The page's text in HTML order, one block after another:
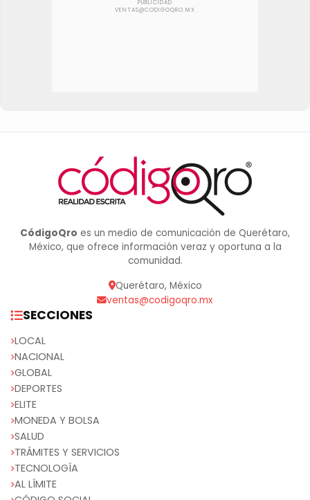
CódigoQro es un medio de comunicación de Querétaro,
México, que ofrece información veraz y oportuna a la
comunidad.
Querétaro, México
ventas@codigoqro.mx
SECCIONES
LOCAL
NACIONAL
GLOBAL
DEPORTES
ELITE
MONEDA Y BOLSA
SALUD
TRÁMITES Y SERVICIOS
TECNOLOGÍA
AL LÍMITE